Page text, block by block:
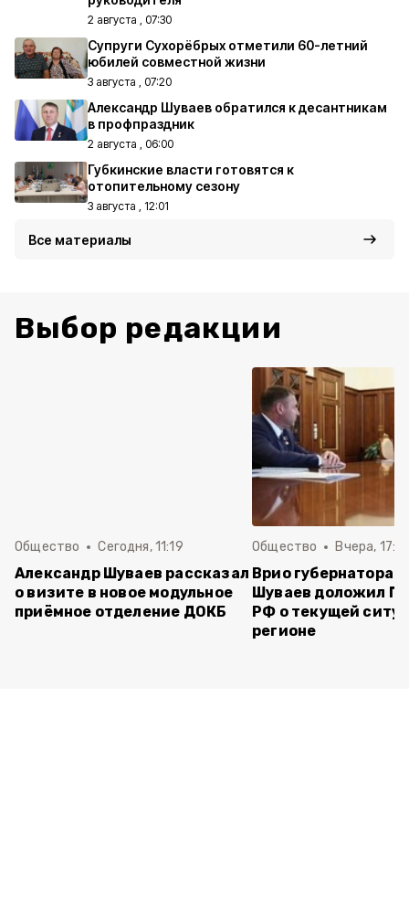
2 августа , 07:30
Супруги Сухорёбрых отметили 60-летний
юбилей совместной жизни
3 августа , 07:20
Александр Шуваев обратился к десантникам
в профпраздник
2 августа , 06:00
Губкинские власти готовятся к
отопительному сезону
3 августа , 12:01
Все материалы
Выбор редакции
Общество Сегодня, 11:19
Александр Шуваев рассказал
о визите в новое модульное
приёмное отделение ДОКБ
Общество Вчера,
Врио губернатора
Шуваев доложил
РФ о текущей
регионе